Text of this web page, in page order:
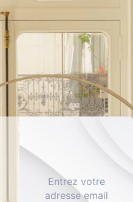
Entrez votre
adresse email